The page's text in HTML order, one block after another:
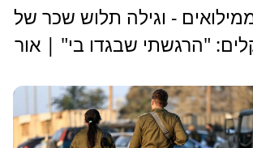
- וגילה תלוש שכר של
"הרגשתי שבגדו בי" | אור